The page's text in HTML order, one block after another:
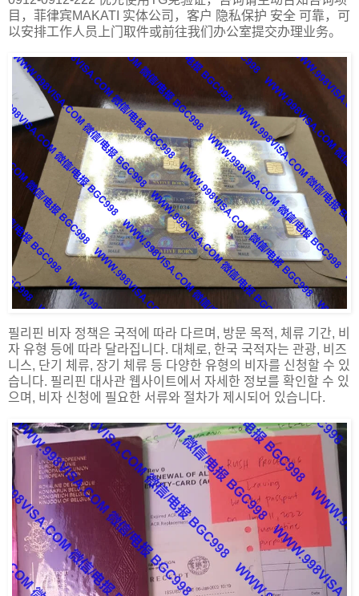
目，菲律宾MAKATI 实体公司，客户 隐私保护 安全 可靠，可
以安排工作人员上门取件或前往我们办公室提交办理业务。
필리핀 비자 정책은 국적에 따라 다르며, 방문 목적, 체류 기간, 비
자 유형 등에 따라 달라집니다. 대체로, 한국 국적자는 관광, 비즈
니스, 단기 체류, 장기 체류 등 다양한 유형의 비자를 신청할 수 있
습니다. 필리핀 대사관 웹사이트에서 자세한 정보를 확인할 수 있
으며, 비자 신청에 필요한 서류와 절차가 제시되어 있습니다.